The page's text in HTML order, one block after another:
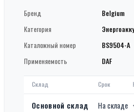
Бренд Belgium
Категория
Каталожный номер
BS9504-A
Применяемость
DAF
Склад Срок
Основной склад На складе